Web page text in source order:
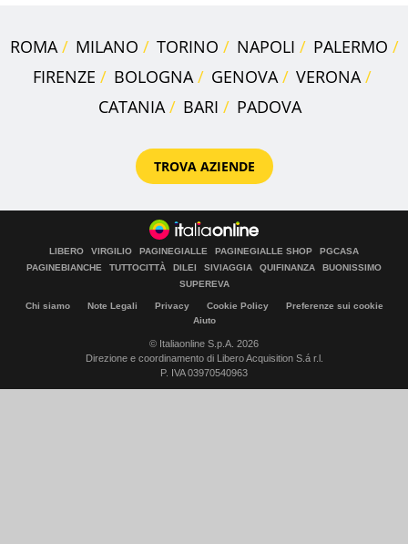
ROMA MILANO TORINO NAPOLI
PALERMO
FIRENZE
BOLOGNA GENOVA
VERONA
CATANIA
BARI PADOVA
TROVA AZIENDE
LIBERO VIRGILIO PAGINEGIALLE PAGINEGIALLE SHOP
PGCASA
PAGINEBIANCHE
TUTTOCITTÀ DILEI SIVIAGGIA QUIFINANZA
BUONISSIMO
SUPEREVA
Chi siamo Note Legali Privacy Cookie Policy
Preferenze sui cookie
Aiuto
© Italiaonline S.p.A. 2026
Direzione e coordinamento di Libero Acquisition S.á r.l.
P. IVA 03970540963